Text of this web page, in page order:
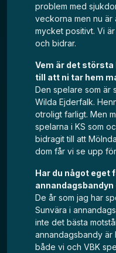
problem med
veckorna men nu är
mycket positivt. Vi
och bidrar.
Vem är det
till att ni tar hem
Den spelare som är
Wilda Ejderfalk.
otroligt farligt. Men
spelarna i KS som
bidragit till att
dom får vi se upp
Har du något eget
annandagsbandyn
De år som jag har
Sunvära i
inte det bästa
annandagsbandy är
både vi och VBK